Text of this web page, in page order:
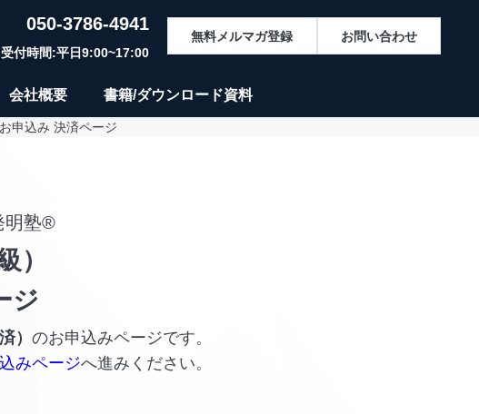
050-3786-4941
受付時間:平日9:00~17:00
無料メルマガ登録 お問い合わせ
会社概要 書籍/ダウンロード資料
申込み 決済ページ
明塾®
）
ジ
） のお申込みページです。
みページへ進みください。